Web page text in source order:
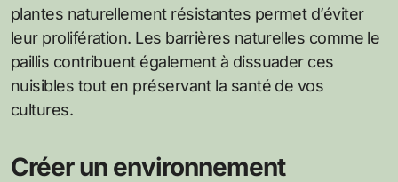
plantes naturellement résistantes permet d’éviter
leur prolifération. Les barrières naturelles comme le
paillis contribuent également à dissuader ces
nuisibles tout en préservant la santé de vos
cultures.
Créer un environnement